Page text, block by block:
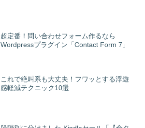
超定番！問い合わせフォーム作るなら
Wordpressプラグイン「Contact Form 7」
これで絶叫系も大丈夫！フワッとする浮遊
感軽減テクニック10選